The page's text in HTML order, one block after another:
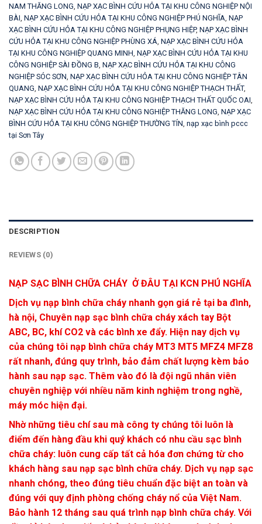
NAM THĂNG LONG, NẠP XẠC BÌNH CỨU HỎA TẠI KHU CÔNG NGHIỆP NỘI
BÀI, NẠP XẠC BÌNH CỨU HỎA TẠI KHU CÔNG NGHIỆP PHÚ NGHĨA, NẠP
XẠC BÌNH CỨU HỎA TẠI KHU CÔNG NGHIỆP PHỤNG HIỆP, NẠP XẠC BÌNH
CỨU HỎA TẠI KHU CÔNG NGHIỆP PHÙNG XÁ, NẠP XẠC BÌNH CỨU HỎA
TẠI KHU CÔNG NGHIỆP QUANG MINH, NẠP XẠC BÌNH CỨU HỎA TẠI KHU
CÔNG NGHIỆP SÀI ĐỒNG B, NẠP XẠC BÌNH CỨU HỎA TẠI KHU CÔNG
NGHIỆP SÓC SƠN, NẠP XẠC BÌNH CỨU HỎA TẠI KHU CÔNG NGHIỆP TÂN
QUANG, NẠP XẠC BÌNH CỨU HỎA TẠI KHU CÔNG NGHIỆP THẠCH THẤT,
NẠP XẠC BÌNH CỨU HỎA TẠI KHU CÔNG NGHIỆP THẠCH THẤT QUỐC OAI,
NẠP XẠC BÌNH CỨU HỎA TẠI KHU CÔNG NGHIỆP THĂNG LONG, NẠP XẠC
BÌNH CỨU HỎA TẠI KHU CÔNG NGHIỆP THƯỜNG TÍN, nạp xạc bình pccc
tại Sơn Tây
DESCRIPTION
REVIEWS (0)
NẠP SẠC BÌNH CHỮA CHÁY Ở ĐÂU TẠI KCN PHÚ NGHĨA
Dịch vụ nạp bình chữa cháy nhanh gọn giá rẻ tại ba đình,
hà nội, Chuyên nạp sạc bình chữa cháy xách tay Bột
ABC, BC, khí CO2 và các bình xe đẩy. Hiện nay dịch vụ
của chúng tôi nạp bình chữa cháy MT3 MT5 MFZ4 MFZ8
rất nhanh, đúng quy trình, bảo đảm chất lượng kèm bảo
hành sau nạp sạc. Thêm vào đó là đội ngũ nhân viên
chuyên nghiệp với nhiều năm kinh nghiệm trong nghề,
máy móc hiện đại.
Nhờ những tiêu chí sau mà công ty chúng tôi luôn là
điểm đến hàng đầu khi quý khách có nhu cầu sạc bình
chữa cháy: luôn cung cấp tất cả hóa đơn chứng từ cho
khách hàng sau nạp sạc bình chữa cháy. Dịch vụ nạp sạc
nhanh chóng, theo đúng tiêu chuẩn đặc biệt an toàn và
đúng với quy định phòng chống cháy nổ của Việt Nam.
Bảo hành 12 tháng sau quá trình nạp bình chữa cháy. Với